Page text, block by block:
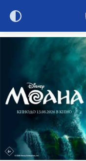
Сегодня в кино
О кинотеатре
Контакты
Акции и анонсы